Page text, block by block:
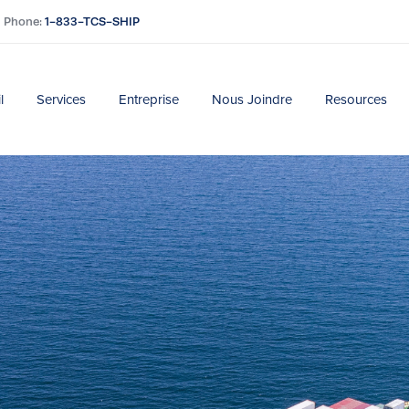
Phone: 1-833-TCS-SHIP
Services Entreprise Nous Joindre Resources